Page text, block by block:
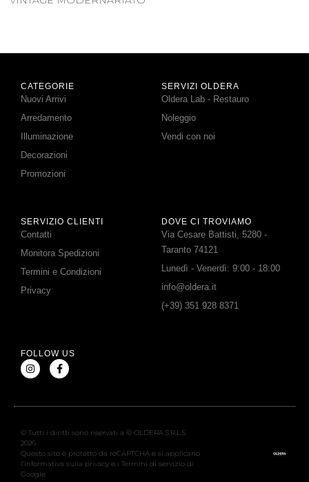
CATEGORIE
Nuovi Arrivi
Arredamento
Illuminazione
Decorazioni
Promozioni
SERVIZI OLDERA
Oldera Lab - Restauro
Noleggio
Vendi con noi
SERVIZIO CLIENTI
Contatti
Monitora Spedizioni
Termini e Condizioni
Privacy
DOVE CI TROVIAMO
Via Cesare Battisti, 5280 -
Taranto 74121
Lunedì - Venerdì: 9:00 - 18:00
info@oldera.it
(+39) 351 928 8371
FOLLOW US
© Tutti i diritti sono riservati a © OLDERA S.R.L.S.
2026
Questo sito è protetto da reCAPTCHA e si applicano
l’Informativa sulla privacy e i Termini di servizio di
Google.